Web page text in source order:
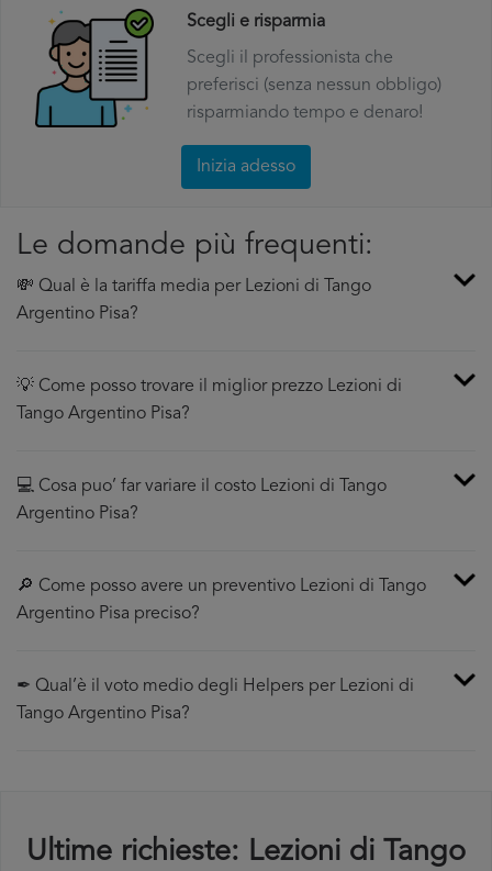
Scegli e risparmia
Scegli il professionista che
preferisci (senza nessun obbligo)
risparmiando tempo e denaro!
Inizia adesso
Le domande più frequenti:
💸 Qual è la tariffa media per Lezioni di Tango
Argentino Pisa?
💡 Come posso trovare il miglior prezzo Lezioni di
Tango Argentino Pisa?
💻 Cosa puo’ far variare il costo Lezioni di Tango
Argentino Pisa?
🔎 Come posso avere un preventivo Lezioni di Tango
Argentino Pisa preciso?
✒ Qual’è il voto medio degli Helpers per Lezioni di
Tango Argentino Pisa?
Ultime richieste: Lezioni di Tango